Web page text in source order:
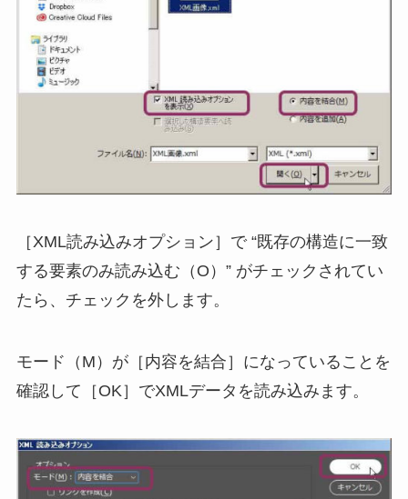
［XML読み込みオプション］で “既存の構造に一致
する要素のみ読み込む（O）” がチェックされてい
たら、チェックを外します。
モード（M）が［内容を結合］になっていることを
確認して［OK］でXMLデータを読み込みます。